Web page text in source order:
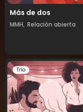
Más de dos
MMH, Relación abierta
Trío